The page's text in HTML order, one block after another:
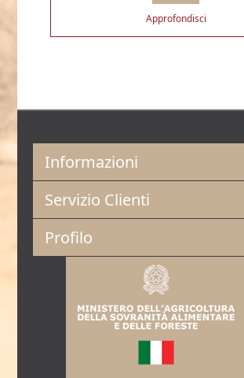
Informazioni
Servizio Clienti
Profilo
Approfondisci